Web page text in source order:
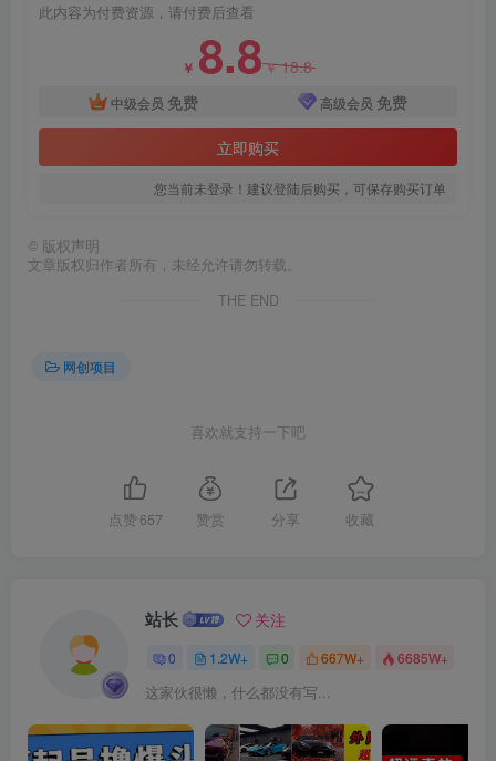
此内容为付费资源，请付费后查看
￥ 8.8￥18.8
中级会员 免费 高级会员 免费
立即购买
您当前未登录！建议登陆后购买，可保存购买订单
© 版权声明
文章版权归作者所有，未经允许请勿转载。
THE END
网创项目
喜欢就支持一下吧
点赞 657 赞赏 分享 收藏
站长 关注
0 1.2W+ 0 667W+ 6685W+
这家伙很懒，什么都没有写...